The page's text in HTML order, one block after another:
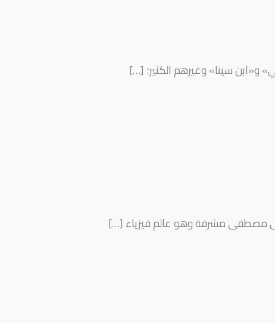
و«ابن سينا» وغيرهم الكثير؛ […]
على مصطفى مشرفة وهو عالم فيزياء […]